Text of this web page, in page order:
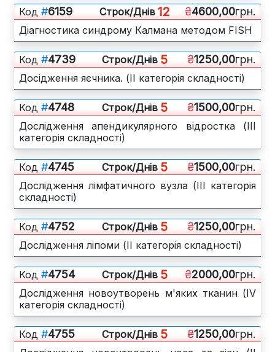
Код #6159 Cтрок/Днів 12 ₴4600,00грн.
Діагностика синдрому Калмана методом FISH
Код #4739 Cтрок/Днів 5 ₴1250,00грн.
Досідження яєчника. (ІІ категорія складності)
Код #4748 Cтрок/Днів 5 ₴1500,00грн.
Дослідження апендикулярного відростка (ІІІ
категорія складності)
Код #4745 Cтрок/Днів 5 ₴1500,00грн.
Дослідження лімфатичного вузла (ІІІ категорія
складності)
Код #4752 Cтрок/Днів 5 ₴1250,00грн.
Дослідження ліпоми (ІІ категорія складності)
Код #4754 Cтрок/Днів 5 ₴2000,00грн.
Дослідження новоутворень м'яких тканин (IV
категорія складності)
Код #4755 Cтрок/Днів 5 ₴1250,00грн.